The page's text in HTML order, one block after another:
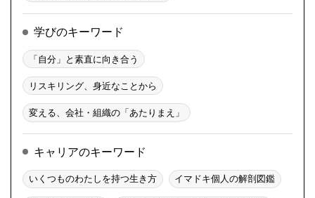
学びのキーワード
「自分」と素直に向き合う
リスキリング、身近なことから
変える、会社・組織の「あたりまえ」
キャリアのキーワード
いくつものわたしを持つ生き方 イマドキ個人の解剖図鑑